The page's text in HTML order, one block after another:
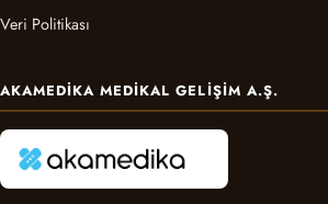
Veri Politikası
AKAMEDIKA MEDIKAL GELIŞIM A.Ş.